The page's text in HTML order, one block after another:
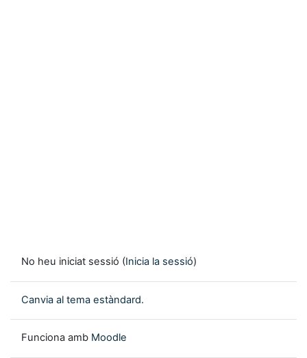
No heu iniciat sessió (Inicia la sessió)
Canvia al tema estàndard.
Funciona amb Moodle